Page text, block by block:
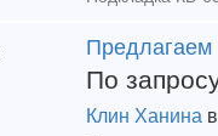
Предлагаем
По
Клин Ханина в